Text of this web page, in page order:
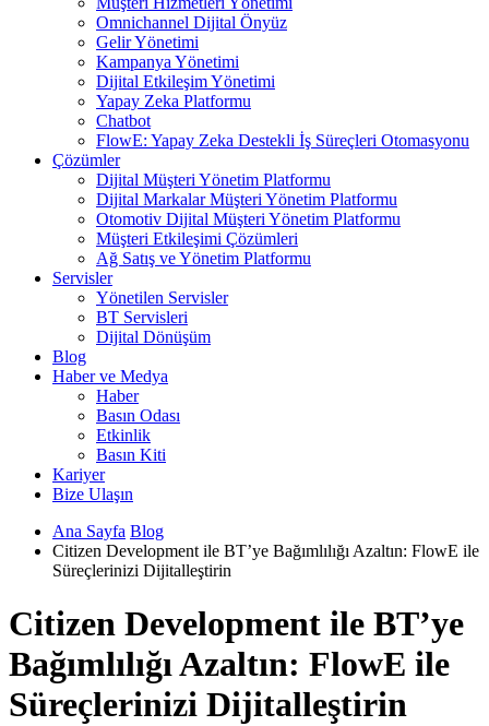
Omnichannel Dijital Önyüz
Gelir Yönetimi
Kampanya Yönetimi
Dijital Etkileşim Yönetimi
Yapay Zeka Platformu
Chatbot
FlowE: Yapay Zeka Destekli İş Süreçleri Otomasyonu
Çözümler
Dijital Müşteri Yönetim Platformu
Dijital Markalar Müşteri Yönetim Platformu
Otomotiv Dijital Müşteri Yönetim Platformu
Müşteri Etkileşimi Çözümleri
Ağ Satış ve Yönetim Platformu
Servisler
Yönetilen Servisler
BT Servisleri
Dijital Dönüşüm
Blog
Haber ve Medya
Haber
Basın Odası
Etkinlik
Basın Kiti
Kariyer
Bize Ulaşın
Ana Sayfa Blog
Citizen Development ile BT’ye Bağımlılığı Azaltın: FlowE ile
Süreçlerinizi Dijitalleştirin
Citizen Development ile BT’ye
Bağımlılığı Azaltın: FlowE ile
Süreçlerinizi Dijitalleştirin